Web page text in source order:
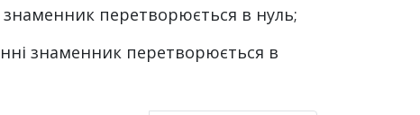
знаменник перетворюється в нуль;
знаменник перетворюється в